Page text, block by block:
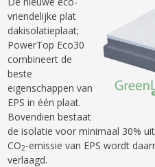
vriendelijke plat
dakisolatieplaat;
PowerTop Eco30
combineert de
beste
eigenschappen van
EPS in één plaat.
Bovendien bestaat
de isolatie voor minimaal 30%
CO2-emissie van EPS wordt
verlaagd.